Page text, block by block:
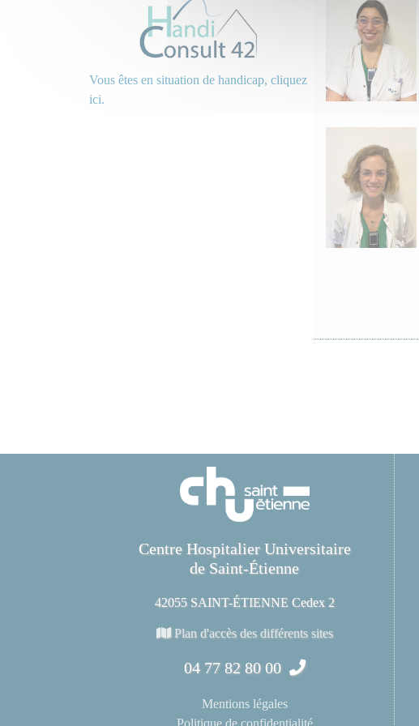
Vous êtes en situation de handicap, cliquez
ici.
Centre Hospitalier Universitaire
de Saint-Étienne
42055 SAINT-ÉTIENNE Cedex 2
Plan d'accès des différents sites
04 77 82 80 00
Mentions légales
Politique de confidentialité